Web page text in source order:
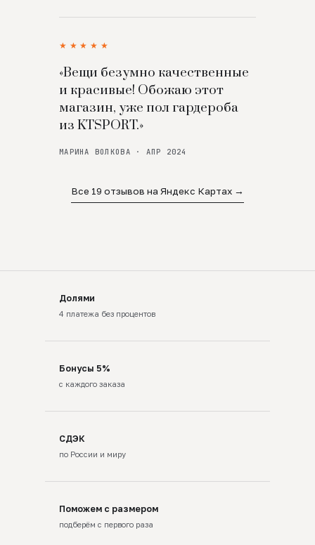
★★★★★
«Вещи безумно качественные
и красивые! Обожаю этот
магазин, уже пол гардероба
из KTSPORT.»
МАРИНА ВОЛКОВА · АПР 2024
Все 19 отзывов на Яндекс Картах →
Долями
4 платежа без процентов
Бонусы 5%
с каждого заказа
СДЭК
по России и миру
Поможем с размером
подберём с первого раза